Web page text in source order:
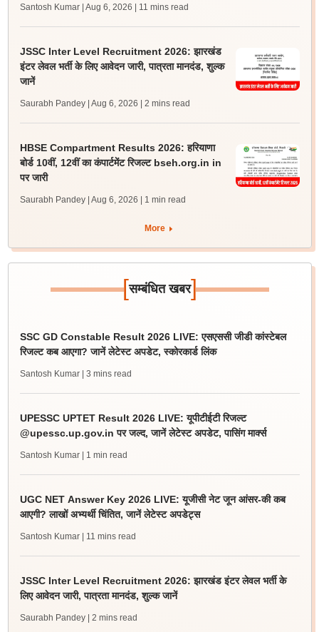
Santosh Kumar | Aug 6, 2026 | 11 mins read
JSSC Inter Level Recruitment 2026: झारखंड
इंटर लेवल भर्ती के लिए आवेदन जारी, पात्रता मानदंड, शुल्क
जानें
Saurabh Pandey | Aug 6, 2026 | 2 mins read
HBSE Compartment Results 2026: हरियाणा
बोर्ड 10वीं, 12वीं का कंपार्टमेंट रिजल्ट bseh.org.in in
पर जारी
Saurabh Pandey | Aug 6, 2026 | 1 min read
More
[सम्बंधित खबर]
SSC GD Constable Result 2026 LIVE: एसएससी जीडी कांस्टेबल
रिजल्ट कब आएगा? जानें लेटेस्ट अपडेट, स्कोरकार्ड लिंक
Santosh Kumar | 3 mins read
UPESSC UPTET Result 2026 LIVE: यूपीटीईटी रिजल्ट
@upessc.up.gov.in पर जल्द, जानें लेटेस्ट अपडेट, पासिंग मार्क्स
Santosh Kumar | 1 min read
UGC NET Answer Key 2026 LIVE: यूजीसी नेट जून आंसर-की कब
आएगी? लाखों अभ्यर्थी चिंतित, जानें लेटेस्ट अपडेट्स
Santosh Kumar | 11 mins read
JSSC Inter Level Recruitment 2026: झारखंड इंटर लेवल भर्ती के
लिए आवेदन जारी, पात्रता मानदंड, शुल्क जानें
Saurabh Pandey | 2 mins read